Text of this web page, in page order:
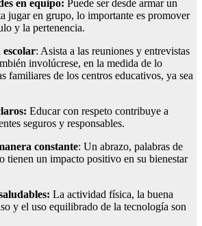
en equipo: Puede ser desde armar un
jugar en grupo, lo importante es promover
y la pertenencia.
: Asista a las reuniones y entrevistas
involúcrese, en la medida de lo
familiares de los centros educativos, ya sea
Educar con respeto contribuye a
seguros y responsables.
constante: Un abrazo, palabras de
tienen un impacto positivo en su bienestar
La actividad física, la buena
y el uso equilibrado de la tecnología son